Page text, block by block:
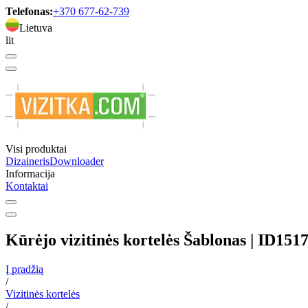
Telefonas:+370 677-62-739
Lietuva
lit
Visi produktai
DizainerisDownloader
Informacija
Kontaktai
Kūrėjo vizitinės kortelės Šablonas |
Į pradžią
/
Vizitinės kortelės